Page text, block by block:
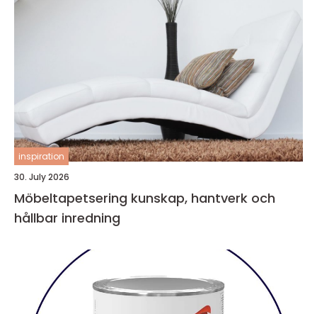
inspiration
30. July 2026
Möbeltapetsering kunskap, hantverk och
hållbar inredning